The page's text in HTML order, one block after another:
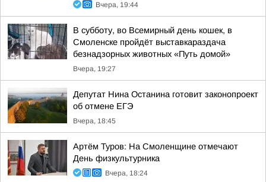
Вчера, 19:44
В субботу, во Всемирный день кошек, в
Смоленске пройдёт выставкараздача
безнадзорных животных «Путь домой»
Вчера, 19:27
Депутат Нина Останина готовит законопроект
об отмене ЕГЭ
Вчера, 18:45
Артём Туров: На Смоленщине отмечают
День физкультурника
Вчера, 18:24